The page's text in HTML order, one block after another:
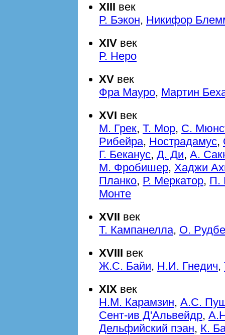
XIII век
Р. Бэкон, Никифор
XIV век
Р. Неро
XV век
Фра Мауро, Мартин
XVI век
М. Грек, Т. Мор, C.
Рибейра, Нострадамус,
Г. Беканус, Д. Ди, А.
М. Фробишер, Хаджи
Планко, Р. Меркатор, П.
Монте
XVII век
Т. Кампанелла, О.
XVIII век
Ж.С. Байи, Н.И. Гнедич,
XIX век
Н.М. Карамзин, А.С.
Сент-ив Д'Альвейдр,
Дельфийский пэан, К.